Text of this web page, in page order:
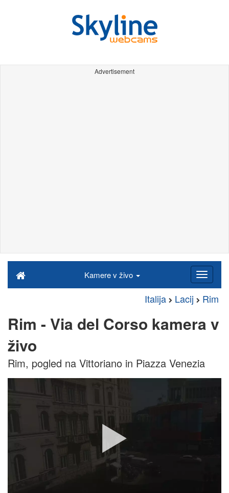
Advertisement
Kamere v živo
Italija Lacij Rim
Rim - Via del Corso kamera v
živo
Rim, pogled na Vittoriano in Piazza Venezia